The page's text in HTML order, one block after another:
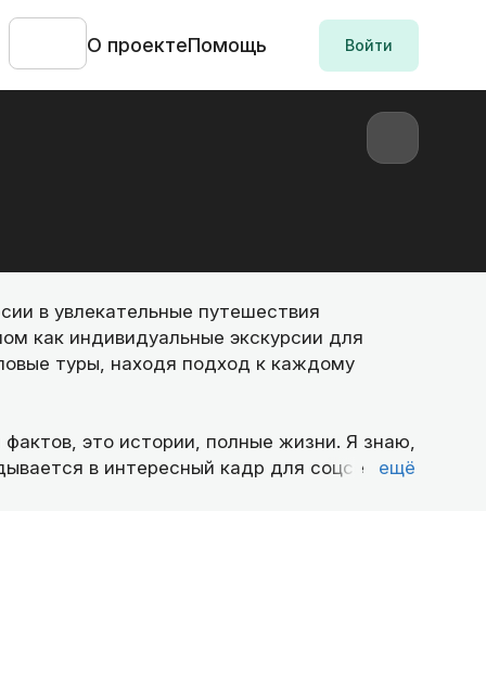
О проектеПомощь Войти
в увлекательные путешествия
как индивидуальные экскурсии для
туры, находя подход к каждому
это истории, полные жизни. Я знаю,
в интересный кадр для соцсетей
связи, оперативно решаю все
ещё